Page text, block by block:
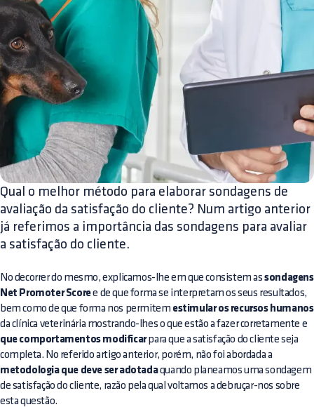
Qual o melhor método para elaborar sondagens de
avaliação da satisfação do cliente? Num artigo anterior
já referimos a importância das sondagens para avaliar
a satisfação do cliente.
No decorrer do mesmo, explicamos-lhe em que consistem assondagens
Net Promoter Scoree de que forma se interpretam os seus resultados,
bem como de que forma nos permitem estimular os recursos humanos
da clínica veterinária mostrando-lhes o que estão a fazer corretamente e
que comportamentos modificarpara que a satisfação do cliente seja
completa. No referido artigo anterior, porém, não foi abordada a
metodologia que deve ser adotadaquando planeamos uma sondagem
de satisfação do cliente, razão pela qual voltamos a debruçar-nos sobre
esta questão.